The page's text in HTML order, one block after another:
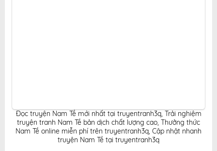
Đọc truyện Nam Tề mới nhất tại truyentranh3q, Trải nghiệm
truyện tranh Nam Tề bản dịch chất lượng cao, Thưởng thức
Nam Tề online miễn phí trên truyentranh3q, Cập nhật nhanh
truyện Nam Tề tại truyentranh3q